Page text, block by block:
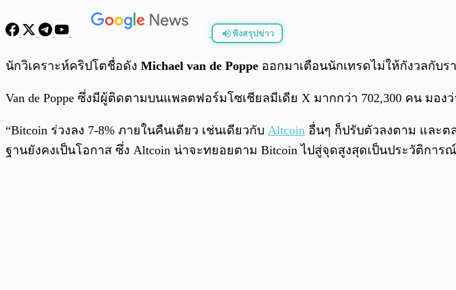
ฟังสรุปข่าว
พร้อมเล่น
นักวิเคราะห์คริปโตชื่อดัง Michael van de Poppe ออกมาเตือนนักเทรดไม่ให้กังวลกับร
Van de Poppe ซึ่งมีผู้ติดตามบนแพลตฟอร์มโซเชียลมีเดีย X มากกว่า 702,300 คน มอ
“Bitcoin ร่วงลง 7-8% ภายในคืนเดียว เช่นเดียวกับ Altcoin อื่นๆ ก็ปรับตัวลงตาม และต
ฐานยังคงเป็นโอกาส ซึ่ง Altcoin น่าจะทยอยตาม Bitcoin ไปสู่จุดสูงสุดเป็นประวัติการ